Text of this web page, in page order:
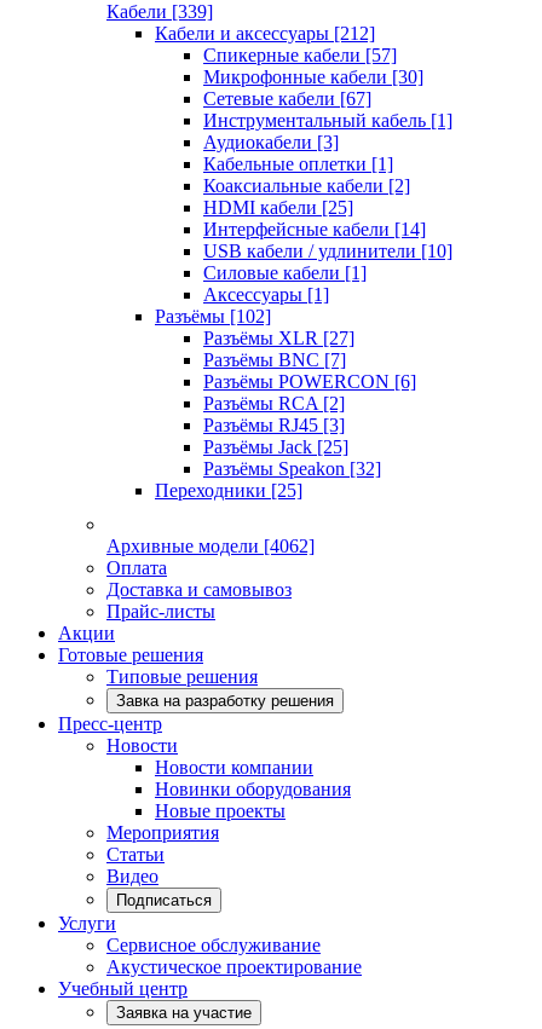
Кабели [339]
Кабели и аксессуары [212]
Спикерные кабели [57]
Микрофонные кабели [30]
Сетевые кабели [67]
Инструментальный кабель [1]
Аудиокабели [3]
Кабельные оплетки [1]
Коаксиальные кабели [2]
HDMI кабели [25]
Интерфейсные кабели [14]
USB кабели / удлинители [10]
Силовые кабели [1]
Аксессуары [1]
Разъёмы [102]
Разъёмы XLR [27]
Разъёмы BNC [7]
Разъёмы POWERCON [6]
Разъёмы RCA [2]
Разъёмы RJ45 [3]
Разъёмы Jack [25]
Разъёмы Speakon [32]
Переходники [25]
Архивные модели [4062]
Оплата
Доставка и самовывоз
Прайс-листы
Акции
Готовые решения
Типовые решения
Завка на разработку решения
Пресс-центр
Новости
Новости компании
Новинки оборудования
Новые проекты
Мероприятия
Статьи
Видео
Подписаться
Услуги
Сервисное обслуживание
Акустическое проектирование
Учебный центр
Заявка на участие